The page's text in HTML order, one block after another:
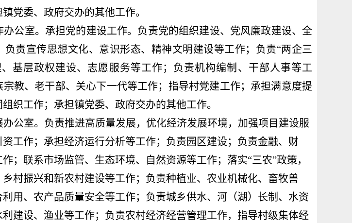
镇党委、 政府交办的其他工作。
公室。 承担党的建设工作。 负责党的组织建设、党风廉政建设、全
负责宣传思想文化、意识形态、 精神文明建设等工作；负责“两企三
基层政权建设、志愿服务等工作； 负责机构编制、干部人事等工
宗教、老干部、关心下一代等工作； 指导村党建工作； 承担满意度提
织工作；承担镇党委、 政府交办的其他工作。
公室。 负责推进高质量发展，优化经济发展环境，加强项目建设服
资工作；承担经济运行分析等工作；负责园区建设；负责金融、 财
作；联系市场监管、生态环境、自然资源等工作；落实“三农”政策，
村振兴和新农村建设等工作； 负责种植业、农业机械化、畜牧兽
用、农产品质量安全等工作；负责城乡供水、河（湖）长制、水资
建设、渔业等工作；负责农村经济经营管理工作，指导村级集体经